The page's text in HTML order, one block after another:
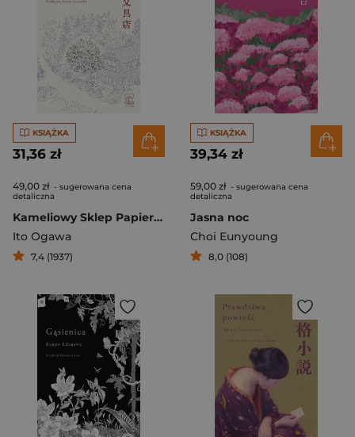
KSIĄŻKA
31,36 zł
49,00 zł - sugerowana cena
detaliczna
Kameliowy Sklep Papierniczy
Ito Ogawa
7,4 (1937)
KSIĄŻKA
39,34 zł
59,00 zł - sugerowana cena
detaliczna
Jasna noc
Choi Eunyoung
8,0 (108)